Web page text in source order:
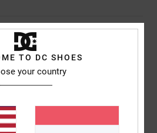
score
TO DC SHOES
your country